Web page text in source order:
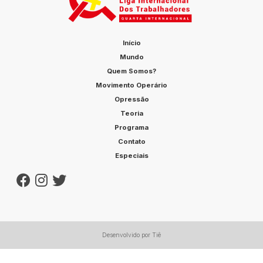
Início
Mundo
Quem Somos?
Movimento Operário
Opressão
Teoria
Programa
Contato
Especiais
Desenvolvido por Tiê